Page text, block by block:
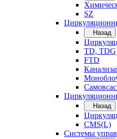
SZ
Назад
TD, TDG
FTD
Назад
CMS(L)
Системы